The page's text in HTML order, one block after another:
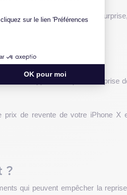
sur le lien 'Préférences
OK pour moi
heures. Pour éviter toute
votre appareil. Le prix de reprise
de revente de votre iPhone X
?
qui peuvent empêcher la